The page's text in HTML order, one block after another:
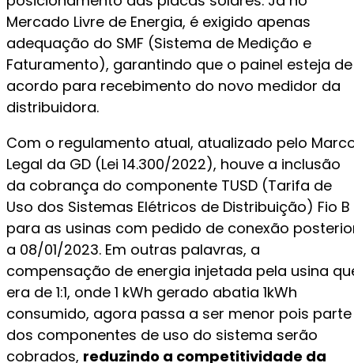
Mercado Livre de Energia, é exigido apenas
adequação do SMF (Sistema de Medição e
Faturamento), garantindo que o painel esteja de
acordo para recebimento do novo medidor da
distribuidora.
Com o regulamento atual, atualizado pelo
Legal da GD (Lei 14.300/2022), houve a inclusão
da cobrança do componente TUSD (Tarifa de
Uso dos Sistemas Elétricos de Distribuição) Fio B
para as usinas com pedido de conexão
a 08/01/2023. Em outras palavras, a
compensação de energia injetada pela usina
era de 1:1, onde 1 kWh gerado abatia 1kWh
consumido, agora passa a ser menor pois parte
dos componentes de uso do sistema serão
cobrados, reduzindo a competitividade da